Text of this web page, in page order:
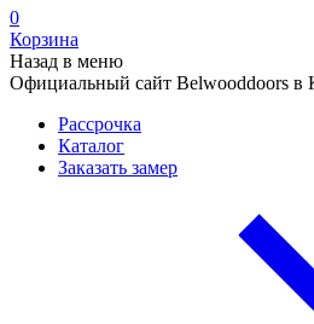
0
Корзина
Назад в меню
Официальный сайт Belwooddoors в
Рассрочка
Каталог
Заказать замер